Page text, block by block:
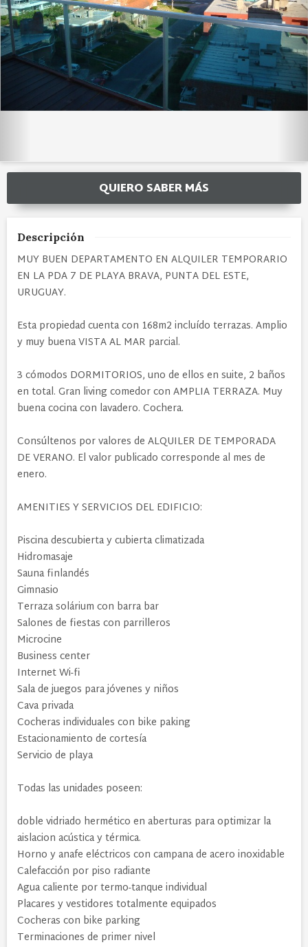
QUIERO SABER MÁS
Descripción
MUY BUEN DEPARTAMENTO EN ALQUILER TEMPORARIO
EN LA PDA 7 DE PLAYA BRAVA, PUNTA DEL ESTE,
URUGUAY.
Esta propiedad cuenta con 168m2 incluído terrazas. Amplio
y muy buena VISTA AL MAR parcial.
3 cómodos DORMITORIOS, uno de ellos en suite, 2 baños
en total. Gran living comedor con AMPLIA TERRAZA. Muy
buena cocina con lavadero. Cochera.
Consúltenos por valores de ALQUILER DE TEMPORADA
DE VERANO. El valor publicado corresponde al mes de
enero.
AMENITIES Y SERVICIOS DEL EDIFICIO:
Piscina descubierta y cubierta climatizada
Hidromasaje
Sauna finlandés
Gimnasio
Terraza solárium con barra bar
Salones de fiestas con parrilleros
Microcine
Business center
Internet Wi-fi
Sala de juegos para jóvenes y niños
Cava privada
Cocheras individuales con bike paking
Estacionamiento de cortesía
Servicio de playa
Todas las unidades poseen:
doble vidriado hermético en aberturas para optimizar la
aislacion acústica y térmica.
Horno y anafe eléctricos con campana de acero inoxidable
Calefacción por piso radiante
Agua caliente por termo-tanque individual
Placares y vestidores totalmente equipados
Cocheras con bike parking
Terminaciones de primer nivel